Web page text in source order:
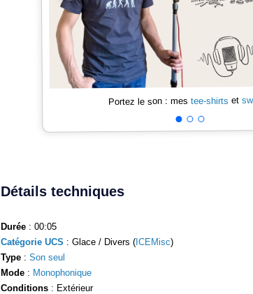
Portez le son : mestee-shirts et
Détails techniques
Durée : 00:05
Catégorie UCS : Glace / Divers (ICEMisc)
Type : Son seul
Mode : Monophonique
Conditions : Extérieur